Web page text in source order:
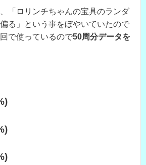
「ロリンチちゃんの宝具のランダ
る」という事をぼやいていたので
で使っているので50周分データを